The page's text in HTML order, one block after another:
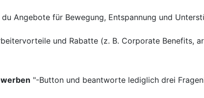
du Angebote für Bewegung, Entspannung und
und Rabatte (z. B. Corporate Benefits,
"-Button und beantworte lediglich drei